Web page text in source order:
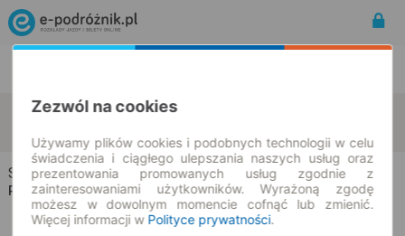
Swochowo
Lubuczewo
Swochowo → Lubuczewo
Rozkład jazdy i bilety
Zezwól na cookies
Używamy plików cookies i podobnych technologii w celu
świadczenia i ciągłego ulepszania naszych usług oraz
prezentowania promowanych usług zgodnie z
zainteresowaniami użytkowników. Wyrażoną zgodę
możesz w dowolnym momencie cofnąć lub zmienić.
Więcej informacji w Polityce prywatności.